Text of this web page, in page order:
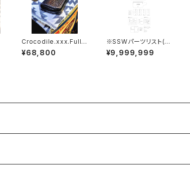
Crocodile.xxx.Full-
Black.Edition// JAC
K.RIDE.SSW
¥68,800
※SSWパーツリスト(カ
ラーオーダー確認用)
¥9,999,999